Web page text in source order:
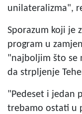
unilateralizma",
Sporazum koji je
program u
"najboljim što se
da strpljenje
"Pedeset i jedan
trebamo ostati u